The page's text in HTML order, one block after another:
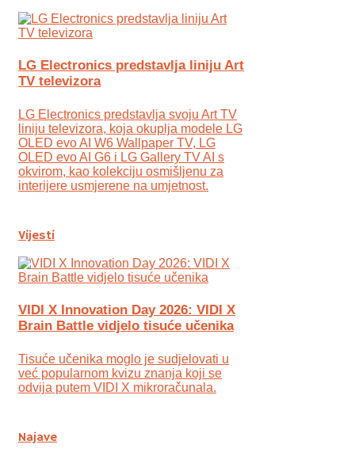
LG Electronics predstavlja liniju Art
TV televizora
LG Electronics predstavlja svoju Art TV
liniju televizora, koja okuplja modele LG
OLED evo AI W6 Wallpaper TV, LG
OLED evo AI G6 i LG Gallery TV AI s
okvirom, kao kolekciju osmišljenu za
interijere usmjerene na umjetnost.
Vijesti
VIDI X Innovation Day 2026: VIDI X
Brain Battle vidjelo tisuće učenika
Tisuće učenika moglo je sudjelovati u
već popularnom kvizu znanja koji se
odvija putem VIDI X mikroračunala.
Najave